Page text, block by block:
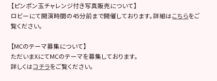
【ピンポン玉チャレンジ付き写真販売について】
ロビーにて開演時間の45分前まで開催しております。詳細はこちらをご
覧ください。
【MCのテーマ募集について】
ただいまXにてMCのテーマを募集しております。
詳しくはコチラをご覧ください。